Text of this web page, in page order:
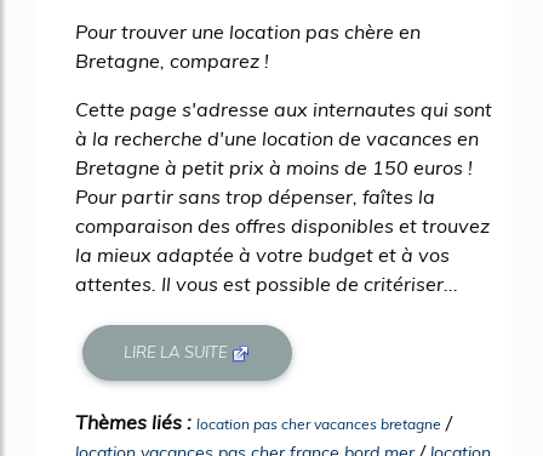
Pour trouver une location pas chère en
Bretagne, comparez !
Cette page s'adresse aux internautes qui sont
à la recherche d'une location de vacances en
Bretagne à petit prix à moins de 150 euros !
Pour partir sans trop dépenser, faîtes la
comparaison des offres disponibles et trouvez
la mieux adaptée à votre budget et à vos
attentes. Il vous est possible de critériser...
LIRE LA SUITE
Thèmes liés : location pas cher vacances bretagne /
/